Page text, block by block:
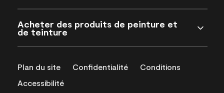
Acheter des produits de peinture et
de teinture
Plan du site Confidentialité
Conditions
Accessibilité